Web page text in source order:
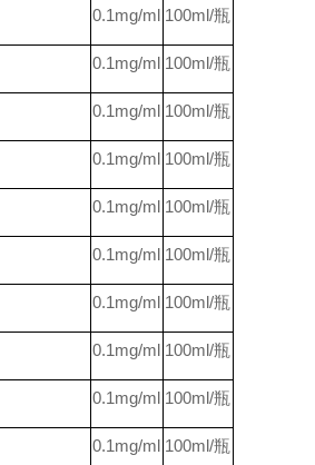
0.1mg/ml 100ml/瓶
0.1mg/ml 100ml/瓶
0.1mg/ml 100ml/瓶
0.1mg/ml 100ml/瓶
0.1mg/ml 100ml/瓶
0.1mg/ml 100ml/瓶
0.1mg/ml 100ml/瓶
0.1mg/ml 100ml/瓶
0.1mg/ml 100ml/瓶
0.1mg/ml 100ml/瓶